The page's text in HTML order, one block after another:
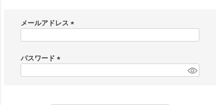
メールアドレス
)
パスワード